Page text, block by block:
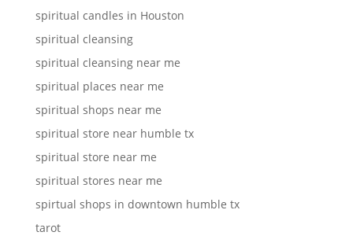
spiritual candles in Houston
spiritual cleansing
spiritual cleansing near me
spiritual places near me
spiritual shops near me
spiritual store near humble tx
spiritual store near me
spiritual stores near me
spirtual shops in downtown humble tx
tarot